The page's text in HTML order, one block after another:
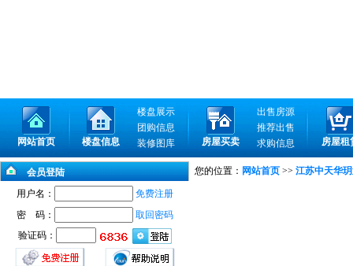
网站首页 楼盘信息
楼盘展示
房屋买卖
出售房源
房屋租
团购信息
推荐出售
装修图库
求购信息
会员登陆
用户名：
免费注册
密 码：
取回密码
验证码：
您的位置： 网站首页 >> 江苏中天华